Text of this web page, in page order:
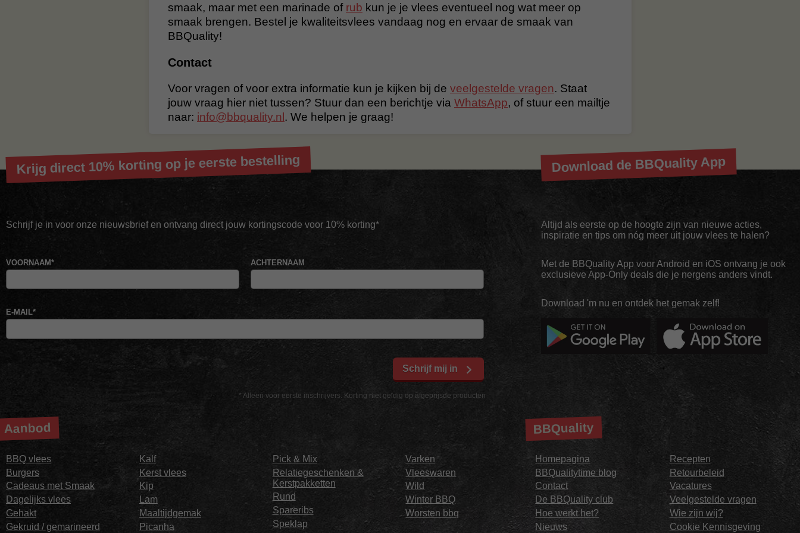
smaak, maar met een marinade of rub kun je je vlees eventueel nog wat meer op
smaak brengen. Bestel je kwaliteitsvlees vandaag nog en ervaar de smaak van
BBQuality!
Contact
Voor vragen of voor extra informatie kun je kijken bij de veelgestelde vragen. Staat
jouw vraag hier niet tussen? Stuur dan een berichtje via WhatsApp, of stuur een mailtje
naar: info@bbquality.nl. We helpen je graag!
Krijg direct 10% korting op je eerste bestelling
Schrijf je in voor onze nieuwsbrief en ontvang direct jouw kortingscode voor 10% korting*
* Alleen voor eerste inschrijvers. Korting niet geldig op afgeprijsde producten
VOORNAAM* ACHTERNAAM
E-MAIL*
Schrijf mij in
Download de BBQuality App
Altijd als eerste op de hoogte zijn van nieuwe acties,
inspiratie en tips om nóg meer uit jouw vlees te halen?
Met de BBQuality App voor Android en iOS ontvang je ook
exclusieve App-Only deals die je nergens anders vindt.
Download 'm nu en ontdek het gemak zelf!
Aanbod
BBQ vlees
Burgers
Cadeaus met Smaak
Dagelijks vlees
Gehakt
Gekruid / gemarineerd
Kalf
Kerst vlees
Kip
Lam
Maaltijdgemak
Picanha
Pick & Mix
Relatiegeschenken &
Kerstpakketten
Rund
Spareribs
Speklap
Varken
Vleeswaren
Wild
Winter BBQ
Worsten bbq
BBQuality
Homepagina
BBQualitytime blog
Contact
De BBQuality club
Hoe werkt het?
Nieuws
Recepten
Retourbeleid
Vacatures
Veelgestelde vragen
Wie zijn wij?
Cookie Kennisgeving